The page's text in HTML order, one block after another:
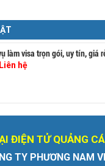
làm visa trọn gói, uy tín, giá
Liên hệ
ĐIỆN TỬ QUẢNG
TY PHƯƠNG NAM